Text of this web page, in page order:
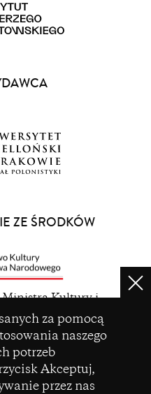
za pomocą
naszego
potrzeb
Akceptuj,
przez nas
ZE ŚRODKÓW
Ministra Kultury i
z Funduszu
funduszu celowego